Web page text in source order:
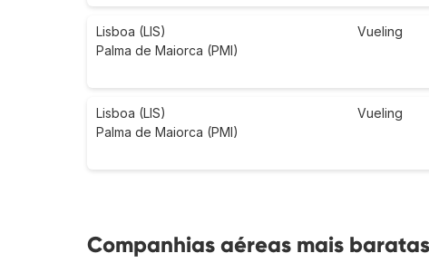
Lisboa (LIS)
Palma de Maiorca (PMI)
Vueling
Lisboa (LIS)
Palma de Maiorca (PMI)
Vueling
Companhias aéreas mais